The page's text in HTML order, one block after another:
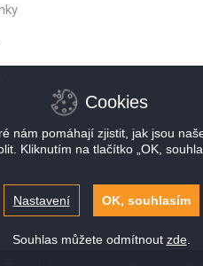
Cookies
nám pomáhají zjistit, jak jsou
Kliknutím na tlačítko „OK,
Nastavení OK, souhlasím
Souhlas můžete odmítnout zde.